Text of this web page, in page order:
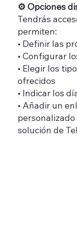
⚙️ Opciones
Tendrás
permiten:
• Definir las
• Configurar
• Elegir los
ofrecidos
• Indicar los
• Añadir un
solución de